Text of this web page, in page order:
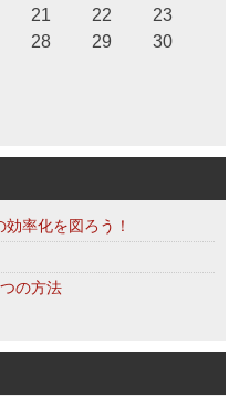
21 22
23
28 29
30
率化を図ろう！
の方法